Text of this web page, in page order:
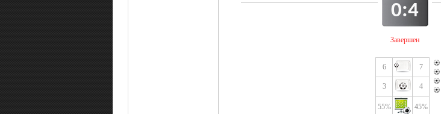
0:4
Завершен
6 7
3 4
55% 45%